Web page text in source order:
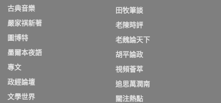
古典音樂
嚴家祺新著
圖博特
墨爾本夜語
專文
政經論壇
文學世界
田牧筆談
老陳時評
老魏論天下
胡平論政
視頻薈萃
追思萬潤南
關注熱點